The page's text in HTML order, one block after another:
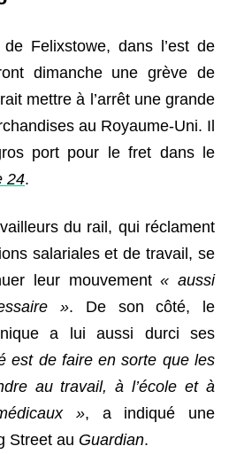
Felixstowe, dans l’est de
dimanche une grève de
mettre à l’arrêt une grande
au Royaume-Uni. Il
port pour le fret dans le
24.
du rail, qui réclament
salariales et de travail, se
leur mouvement « aussi
». De son côté, le
a lui aussi durci ses
est de faire en sorte que les
au travail, à l’école et à
», a indiqué une
Street au Guardian.